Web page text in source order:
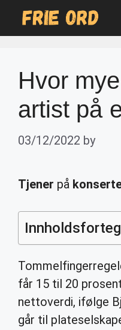
Hvor
artist på
03/12/2022 by
Tjener på
får 15 til 20
nettoverdi, ifølge
går til